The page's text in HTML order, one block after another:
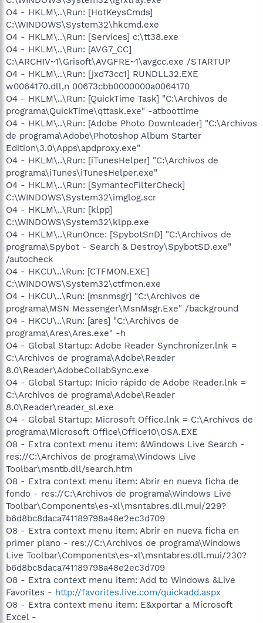
O4 - HKLM\..\Run: [HotKeysCmds]
C:\WINDOWS\System32\hkcmd.exe
O4 - HKLM\..\Run: [Services] c:\tt38.exe
O4 - HKLM\..\Run: [AVG7_CC]
C:\ARCHIV~1\Grisoft\AVGFRE~1\avgcc.exe /STARTUP
O4 - HKLM\..\Run: [jxd73cc1] RUNDLL32.EXE
w0064170.dll,n 00673cbb0000000a0064170
O4 - HKLM\..\Run: [QuickTime Task] "C:\Archivos de
programa\QuickTime\qttask.exe" -atboottime
O4 - HKLM\..\Run: [Adobe Photo Downloader] "C:\Archivos
de programa\Adobe\Photoshop Album Starter
Edition\3.0\Apps\apdproxy.exe"
O4 - HKLM\..\Run: [iTunesHelper] "C:\Archivos de
programa\iTunes\iTunesHelper.exe"
O4 - HKLM\..\Run: [SymantecFilterCheck]
C:\WINDOWS\System32\imglog.scr
O4 - HKLM\..\Run: [klpp]
C:\WINDOWS\System32\klpp.exe
O4 - HKLM\..\RunOnce: [SpybotSnD] "C:\Archivos de
programa\Spybot - Search & Destroy\SpybotSD.exe"
/autocheck
O4 - HKCU\..\Run: [CTFMON.EXE]
C:\WINDOWS\System32\ctfmon.exe
O4 - HKCU\..\Run: [msnmsgr] "C:\Archivos de
programa\MSN Messenger\MsnMsgr.Exe" /background
O4 - HKCU\..\Run: [ares] "C:\Archivos de
programa\Ares\Ares.exe" -h
O4 - Global Startup: Adobe Reader Synchronizer.lnk =
C:\Archivos de programa\Adobe\Reader
8.0\Reader\AdobeCollabSync.exe
O4 - Global Startup: Inicio rápido de Adobe Reader.lnk =
C:\Archivos de programa\Adobe\Reader
8.0\Reader\reader_sl.exe
O4 - Global Startup: Microsoft Office.lnk = C:\Archivos de
programa\Microsoft Office\Office10\OSA.EXE
O8 - Extra context menu item: &Windows Live Search -
res://C:\Archivos de programa\Windows Live
Toolbar\msntb.dll/search.htm
O8 - Extra context menu item: Abrir en nueva ficha de
fondo - res://C:\Archivos de programa\Windows Live
Toolbar\Components\es-xl\msntabres.dll.mui/229?
b6d8bc8daca741189798a48e2ec3d709
O8 - Extra context menu item: Abrir en nueva ficha en
primer plano - res://C:\Archivos de programa\Windows
Live Toolbar\Components\es-xl\msntabres.dll.mui/230?
b6d8bc8daca741189798a48e2ec3d709
O8 - Extra context menu item: Add to Windows &Live
Favorites - http://favorites.live.com/quickadd.aspx
O8 - Extra context menu item: E&xportar a Microsoft
Excel -